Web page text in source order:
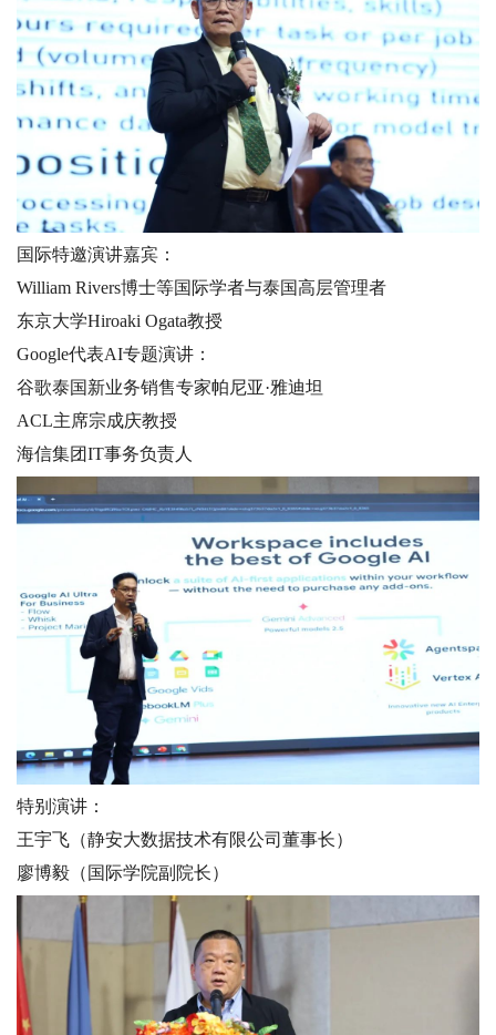
国际特邀演讲嘉宾：
William Rivers博士等国际学者与泰国高层管理者
东京大学Hiroaki Ogata教授
Google代表AI专题演讲：
谷歌泰国新业务销售专家帕尼亚·雅迪坦
ACL主席宗成庆教授
海信集团IT事务负责人
特别演讲：
王宇飞（静安大数据技术有限公司董事长）
廖博毅（国际学院副院长）